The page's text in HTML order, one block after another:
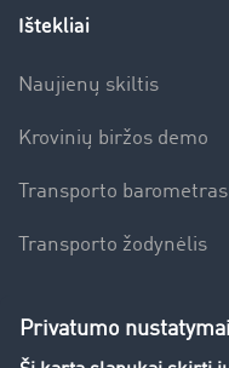
Ištekliai
Naujienų skiltis
Krovinių biržos demo
Transporto barometras
Transporto žodynėlis
Įmonė